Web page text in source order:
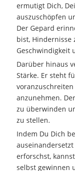
ermutigt Dich,
auszuschöpfen
Der Gepard
bist, Hindernisse
Geschwindigkeit
Darüber hinaus
Stärke. Er steht
anzunehmen.
zu überwinden
zu stellen.
Indem Du Dich
erforschst,
selbst gewinnen